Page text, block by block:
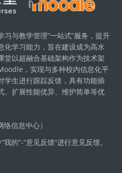
与教学管理“一站式”服务，提升
化学习能力，旨在建设成为高水
堂以超融合基础架构作为技术架
，实现与多种校内信息化平
学生进行跟踪反馈，具有功能插
、扩展性能优异、维护简单等优
络信息中心）
的”-“意见反馈”进行意见反馈。